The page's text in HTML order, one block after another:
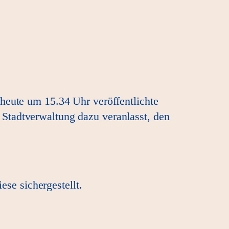
um 15.34 Uhr veröffentlichte
dazu veranlasst, den
sichergestellt.